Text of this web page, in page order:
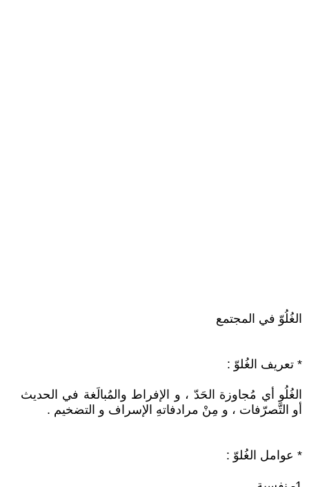
الغُلُوّ في المجتمع
* تعريف الغُلوّ :
الغُلُو أي مُجاوزة الحَدّ ، و الإفراط والمُبالَغة في الحديث
أو التَّصرّفات ، و مِنْ مرادفاتهِ الإسراف و التضخيم .
* عوامل الغُلوّ :